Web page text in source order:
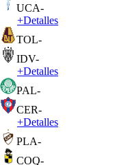
UCA-
+Detalles
TOL-
IDV-
+Detalles
PAL-
CER-
+Detalles
PLA-
COQ-